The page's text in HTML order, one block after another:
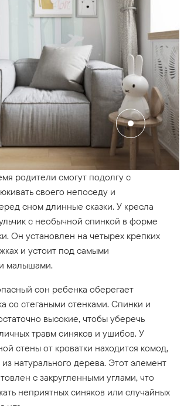
родители смогут подолгу с
своего непоседу и
сном длинные сказки. У кресла
с необычной спинкой в форме
Он установлен на четырех крепких
и устоит под самыми
малышами.
сон ребенка оберегает
со стегаными стенками. Спинки и
высокие, чтобы уберечь
травм синяков и ушибов. У
стены от кроватки находится комод,
натурального дерева. Этот элемент
с закругленными углами, что
неприятных синяков или случайных